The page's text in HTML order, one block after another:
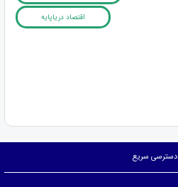
اقتصاد دریاپایه
دسترسی سریع